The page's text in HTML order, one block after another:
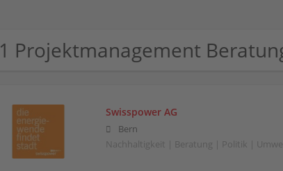
1 Projektmanagement
Swisspower AG
Bern
Nachhaltigkeit | Beratung | Politik |